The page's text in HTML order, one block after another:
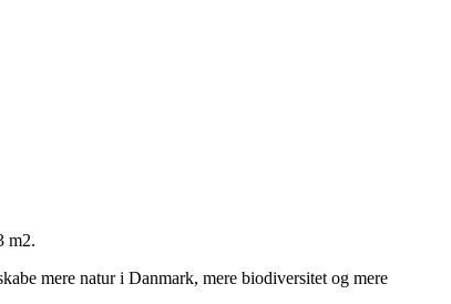
m2.
mere natur i Danmark, mere biodiversitet og mere